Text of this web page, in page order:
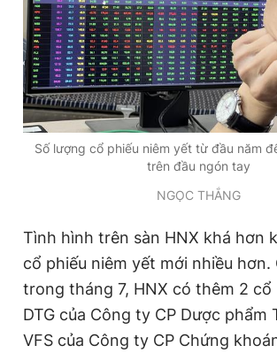
Đặt báo Quảng cáo RSS Tòa soạn
Tổng biên tập: Nguyễn Ngọc Toàn
Phó tổng biên tập thường trực: Hải Thành
Phó tổng biên tập: Lâm Hiếu Dũng
Phó tổng biên tập: Trần Việt Hưng
Tổng thư ký tòa soạn: Đức Trung
Giấy phép xuất bản số 110/GP - BTTTT cấp
© 2003-2026 Bản quyền thuộc về Báo Thanh
chép dưới mọi hình thức nếu không có sự
Số lượng cổ phiếu niêm yết từ đầu năm
trên đầu ngón tay
NGỌC THẮNG
Tình hình trên sàn HNX khá hơn
cổ phiếu niêm yết mới nhiều hơn.
trong tháng 7, HNX có thêm 2 cổ
DTG của Công ty CP Dược phẩm
VFS của Công ty CP Chứng